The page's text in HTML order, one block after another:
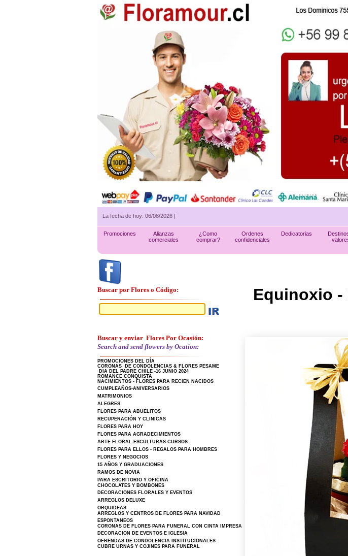
La fecha de hoy: 06/08/2026 |
Promociones
Alianzas
comerciales
¿Como
comprar?
Ordenes
confidenciales
Dedicatorias
Buscar por Flores o Código:
Buscar y enviar Flores Por Ocasión:
Search and send flowers by Ocation:
PROMOCIONES DEL DÍA
CORONAS DE CONDOLENCIAS & FLORES PESAME
DIA DEL PADRE CHILE -16 JUNIO 2024
ROMANCE CONQUISTA
NACIMIENTOS - FLORES PARA RECIEN NACIDOS
CUMPLEAÑOS-ANIVERSARIOS
MATRIMONIOS
ALEGRES
FLORES PARA ABUELITOS
RECUPERACIÓN Y CLINICAS
FLORES PARA HOY
FLORES PARA AGRADECIMIENTOS
ARTE FLORAL-ESCULTURAS-CURSOS
FLORES PARA ELLOS - REGALOS PARA HOMBRES
FLORES Y NEGOCIOS
15 AÑOS Y GRADUACIONES
RAMOS DE NOVIA
PARA ESCRITORIO Y OFICINA
CHOCOLATES Y BOMBONES
DECORACIONES FLORALES Y EVENTOS
ARREGLOS DELUXE
ORQUIDEAS
ARREGLOS Y CENTROS DE FLORES PARA NAVIDAD
ESPONTANEOS
CORONAS DE FLORES PARA FUNERAL CON CINTA IMPRESA
DECORACION DE EVENTOS E IGLESIA
OFRENDAS DE CONDOLENCIA INSTITUCIONALES
CUBRE URNAS Y COJINES PARA FUNERAL
Equinoxio -